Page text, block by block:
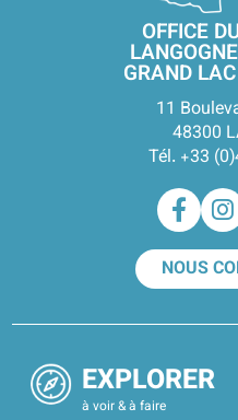
OFFICE
GRAND
11
48300
Tél. +33
NOUS
EXPLORER
à voir & à faire